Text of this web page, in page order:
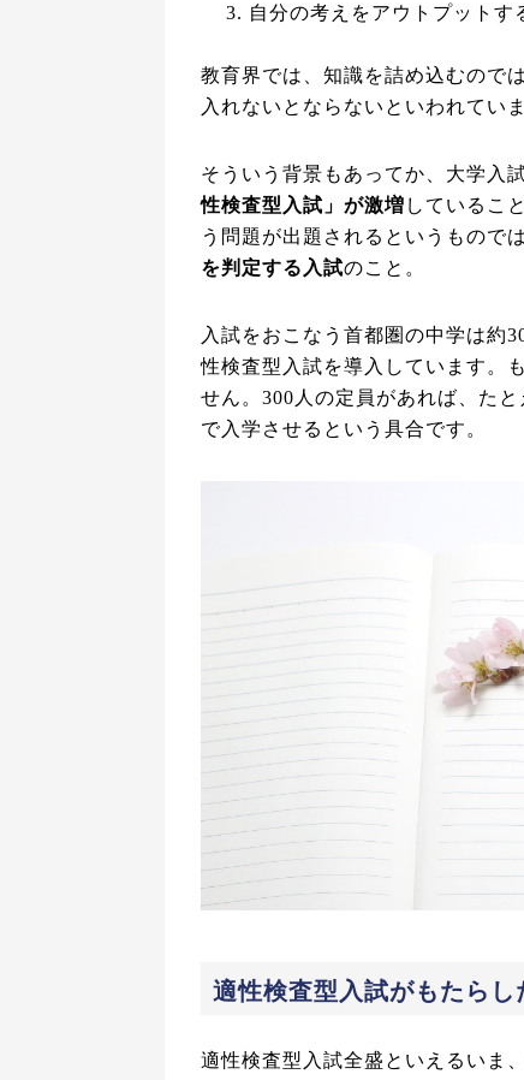
自分の考えをアウトプットす
教育界では、知識を詰め込むので
入れないとならないといわれていま
そういう背景もあってか、大学入
性検査型入試」が激増 しているこ
う問題が出題されるというものでは
を判定する入試のこと。
入試をおこなう首都圏の中学は約
性検査型入試を導入しています。
せん。300人の定員があれば、た
で入学させるという具合です。
適性検査型入試がもたら
適性検査型入試全盛といえるいま、